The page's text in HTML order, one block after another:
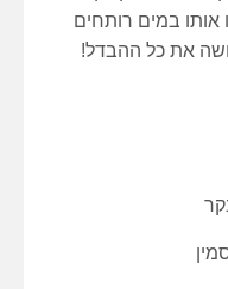
אותו במים רותחים
את כל ההבדל!